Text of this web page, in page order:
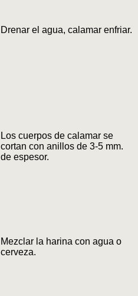
Drenar el agua, calamar enfriar.
Los cuerpos de calamar se
cortan con anillos de 3-5 mm.
de espesor.
Mezclar la harina con agua o
cerveza.